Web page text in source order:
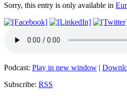
Sorry, this entry is only available in
Podcast: Play in new window |
Subscribe: RSS